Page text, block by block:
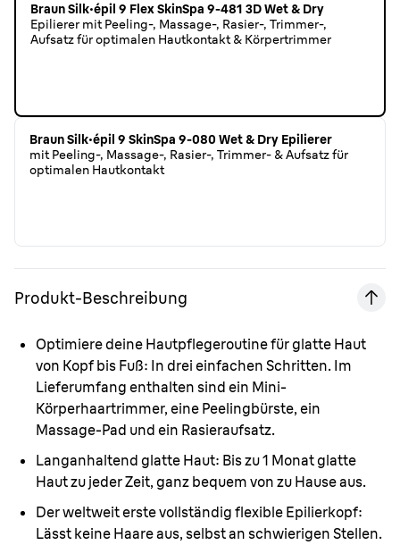
Braun Silk·épil 9 Flex SkinSpa 9-481 3D Wet & Dry
Epilierer mit Peeling-, Massage-, Rasier-, Trimmer-,
Aufsatz für optimalen Hautkontakt & Körpertrimmer
Braun Silk·épil 9 SkinSpa 9-080 Wet & Dry Epilierer
mit Peeling-, Massage-, Rasier-, Trimmer- & Aufsatz für
optimalen Hautkontakt
Produkt-Beschreibung
Optimiere deine Hautpflegeroutine für glatte Haut
von Kopf bis Fuß: In drei einfachen Schritten. Im
Lieferumfang enthalten sind ein Mini-
Körperhaartrimmer, eine Peelingbürste, ein
Massage-Pad und ein Rasieraufsatz.
Langanhaltend glatte Haut: Bis zu 1 Monat glatte
Haut zu jeder Zeit, ganz bequem von zu Hause aus.
Der weltweit erste vollständig flexible Epilierkopf:
Lässt keine Haare aus, selbst an schwierigen Stellen.